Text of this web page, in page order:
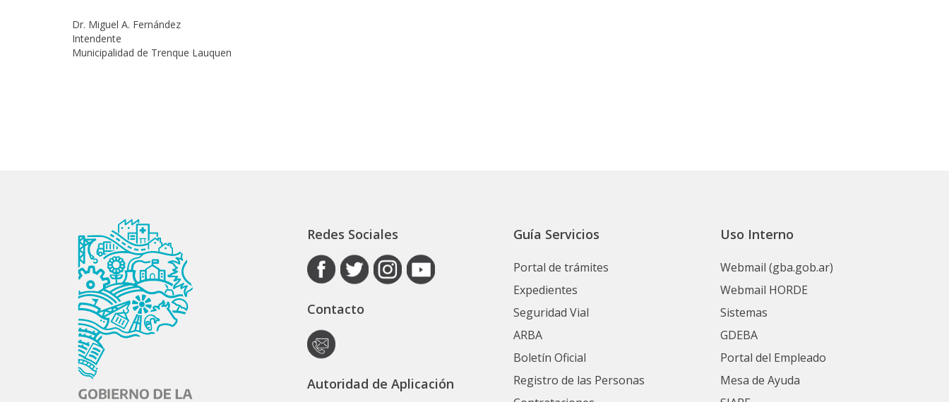
Dr. Miguel A. Fernández
Intendente
Municipalidad de Trenque Lauquen
Redes Sociales
Contacto
Autoridad de Aplicación
Guía Servicios
Portal de trámites
Expedientes
Seguridad Vial
ARBA
Boletín Oficial
Registro de las Personas
Uso Interno
Webmail (gba.gob.ar)
Webmail HORDE
Sistemas
GDEBA
Portal del Empleado
Mesa de Ayuda